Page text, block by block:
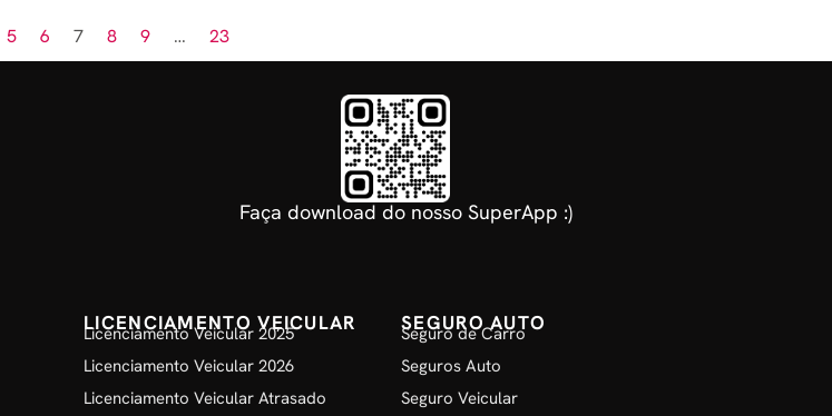
5 6 7 8 9 … 23
Faça download do nosso SuperApp :)
LICENCIAMENTO VEICULAR
Licenciamento Veicular 2025
Licenciamento Veicular 2026
Licenciamento Veicular Atrasado
SEGURO AUTO
Seguro de Carro
Seguros Auto
Seguro Veicular